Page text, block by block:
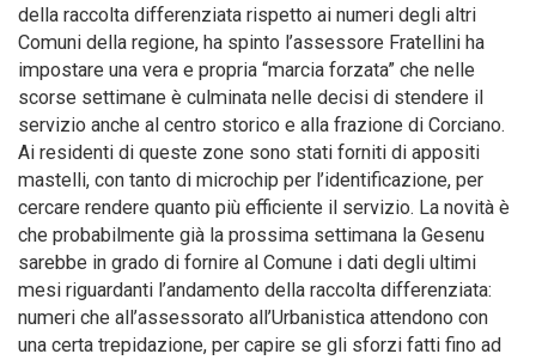
della raccolta differenziata rispetto ai numeri degli altri
Comuni della regione, ha spinto l’assessore Fratellini ha
impostare una vera e propria “marcia forzata” che nelle
scorse settimane è culminata nelle decisi di stendere il
servizio anche al centro storico e alla frazione di Corciano.
Ai residenti di queste zone sono stati forniti di appositi
mastelli, con tanto di microchip per l’identificazione, per
cercare rendere quanto più efficiente il servizio. La novità è
che probabilmente già la prossima settimana la Gesenu
sarebbe in grado di fornire al Comune i dati degli ultimi
mesi riguardanti l’andamento della raccolta differenziata:
numeri che all’assessorato all’Urbanistica attendono con
una certa trepidazione, per capire se gli sforzi fatti fino ad